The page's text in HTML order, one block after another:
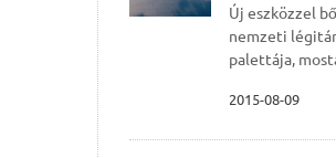
Új eszközzel
nemzeti
palettája,
2015-08-09